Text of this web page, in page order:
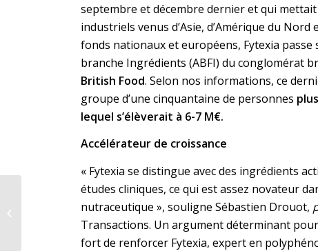
septembre et décembre dernier et qui
industriels venus d’Asie, d’Amérique du Nord
fonds nationaux et européens, Fytexia passe
branche Ingrédients (ABFI) du conglomérat
British Food. Selon nos informations, ce
groupe d’une cinquantaine de personnes
lequel s’élèverait à 6-7 M€.
Accélérateur de croissance
« Fytexia se distingue avec des ingrédients
études cliniques, ce qui est assez novateur
nutraceutique », souligne Sébastien Drouot,
Transactions. Un argument déterminant
fort de renforcer Fytexia, expert en
Conseillé par Potomac
Transactions, le
Groupe Herbarom